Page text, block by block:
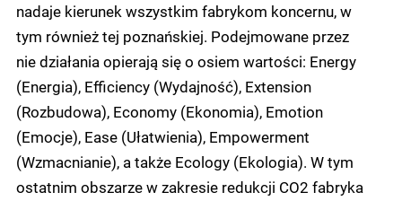
nadaje kierunek wszystkim fabrykom koncernu, w
tym również tej poznańskiej. Podejmowane przez
nie działania opierają się o osiem wartości: Energy
(Energia), Efficiency (Wydajność), Extension
(Rozbudowa), Economy (Ekonomia), Emotion
(Emocje), Ease (Ułatwienia), Empowerment
(Wzmacnianie), a także Ecology (Ekologia). W tym
ostatnim obszarze w zakresie redukcji CO2 fabryka